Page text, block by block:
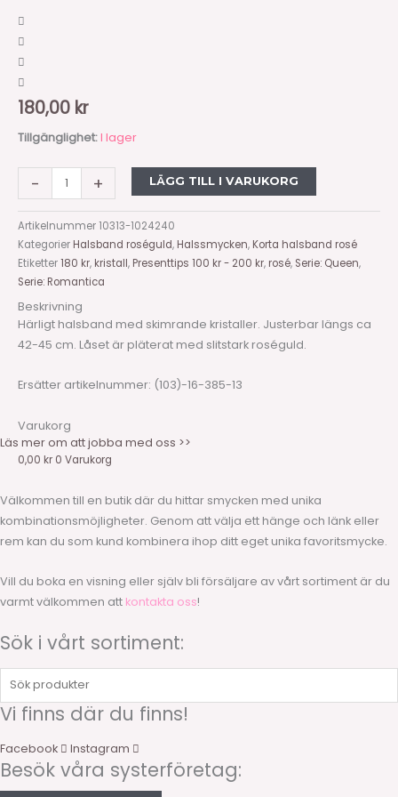
180,00 kr
Tillgänglighet:I lager
- + LÄGG TILL I VARUKORG
Artikelnummer10313-1024240
Kategorier Halsband roséguld, Halssmycken, Korta halsband rosé
Etiketter180 kr, kristall, Presenttips 100 kr - 200 kr, rosé, Serie: Queen,
Serie: Romantica
Beskrivning
Härligt halsband med skimrande kristaller. Justerbar längs ca
42-45 cm. Låset är pläterat med slitstark roséguld.
Ersätter artikelnummer: (103)-16-385-13
Varukorg
Läs mer om att jobba med oss >>
0,00 kr 0 Varukorg
Välkommen till en butik där du hittar smycken med unika
kombinationsmöjligheter. Genom att välja ett hänge och länk eller
rem kan du som kund kombinera ihop ditt eget unika favoritsmycke.
Vill du boka en visning eller själv bli försäljare av vårt sortiment är du
varmt välkommen att kontakta oss!
Sök i vårt sortiment:
Sök
Vi finns där du finns!
Facebook Instagram
Besök våra systerföretag: